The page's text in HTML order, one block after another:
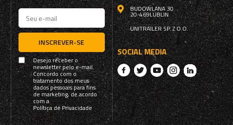
INSCREVER-SE
Desejo receber o
newsletter pelo e-mail.
Concordo com o
tratamento dos meus
dados pessoais para fins
de marketing, de acordo
com a
Política de Privacidade
BUDOWLANA 30
20-469LUBLIN
UNITRAILER SP. Z O.O.
SOCIAL MEDIA